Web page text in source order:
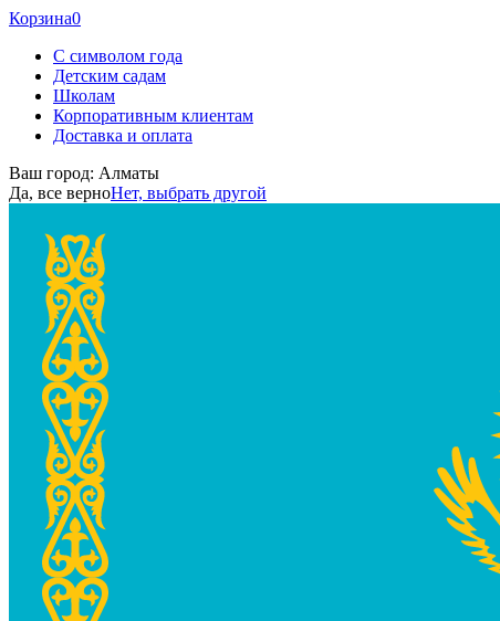
Корзина0
С символом года
Детским садам
Школам
Корпоративным клиентам
Доставка и оплата
Ваш город: Алматы
Да, все верноНет, выбрать другой